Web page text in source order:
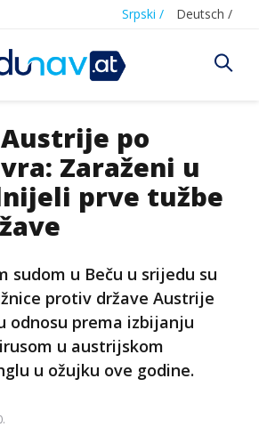
Srpski / Deutsch /
po
Zaraženi u
prve tužbe
sudom u Beču u srijedu su
protiv države Austrije
odnosu prema izbijanju
u austrijskom
u ožujku ove godine.